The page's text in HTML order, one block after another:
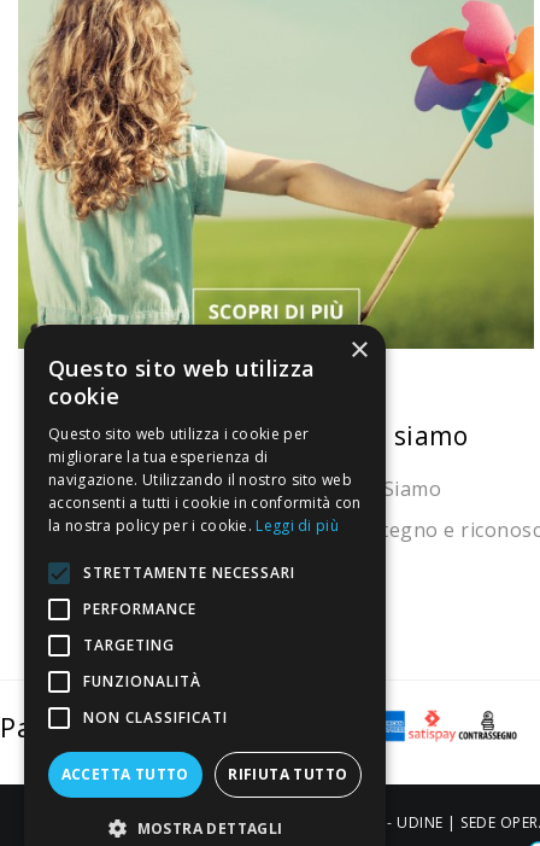
La nostra convenienza
Il risparmio che fa ambiente
Il nostro manifesto
Il blog
Perché fidarti
Vendi con noi
Chi siamo
Chi Siamo
Sostegno e
Pagamenti sicuri
ALDIGIÙ S.R.L. | Via Cortazzis 15 33100 - UDINE | SEDE
×
Questo sito web utilizza
cookie
Questo sito web utilizza i cookie per
migliorare la tua esperienza di
navigazione. Utilizzando il nostro sito web
acconsenti a tutti i cookie in conformità con
la nostra policy per i cookie. Leggi di più
STRETTAMENTE NECESSARI
PERFORMANCE
TARGETING
FUNZIONALITÀ
NON CLASSIFICATI
ACCETTA TUTTO RIFIUTA TUTTO
MOSTRA DETTAGLI